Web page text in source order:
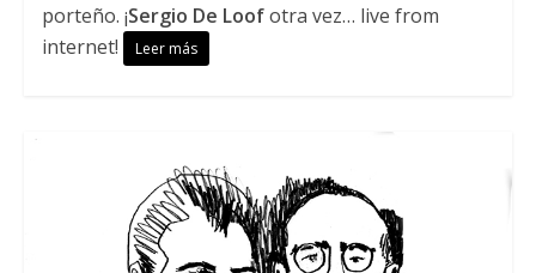
porteño. ¡Sergio De Loofotra vez… live from
internet!
Leer más